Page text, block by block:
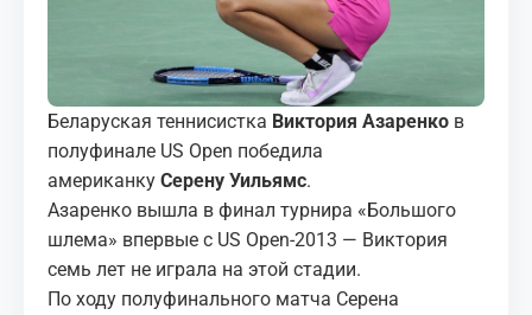
Беларуская теннисистка Виктория Азаренко в
полуфинале US Open победила
американку Серену Уильямс.
Азаренко вышла в финал турнира «Большого
шлема» впервые с US Open-2013 — Виктория
семь лет не играла на этой стадии.
По ходу полуфинального матча Серена